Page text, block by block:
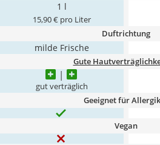
1 l
15,90 € pro Liter
Duftrichtung
milde Frische
Gute
gut verträglich
Geeignet für
Vegan